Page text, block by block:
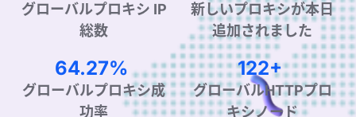
グローバルプロキシ IP
総数
新しいプロキシが本日
追加されました
99.90%
グローバルプロキシ成
190+
グローバルHTTPプロ